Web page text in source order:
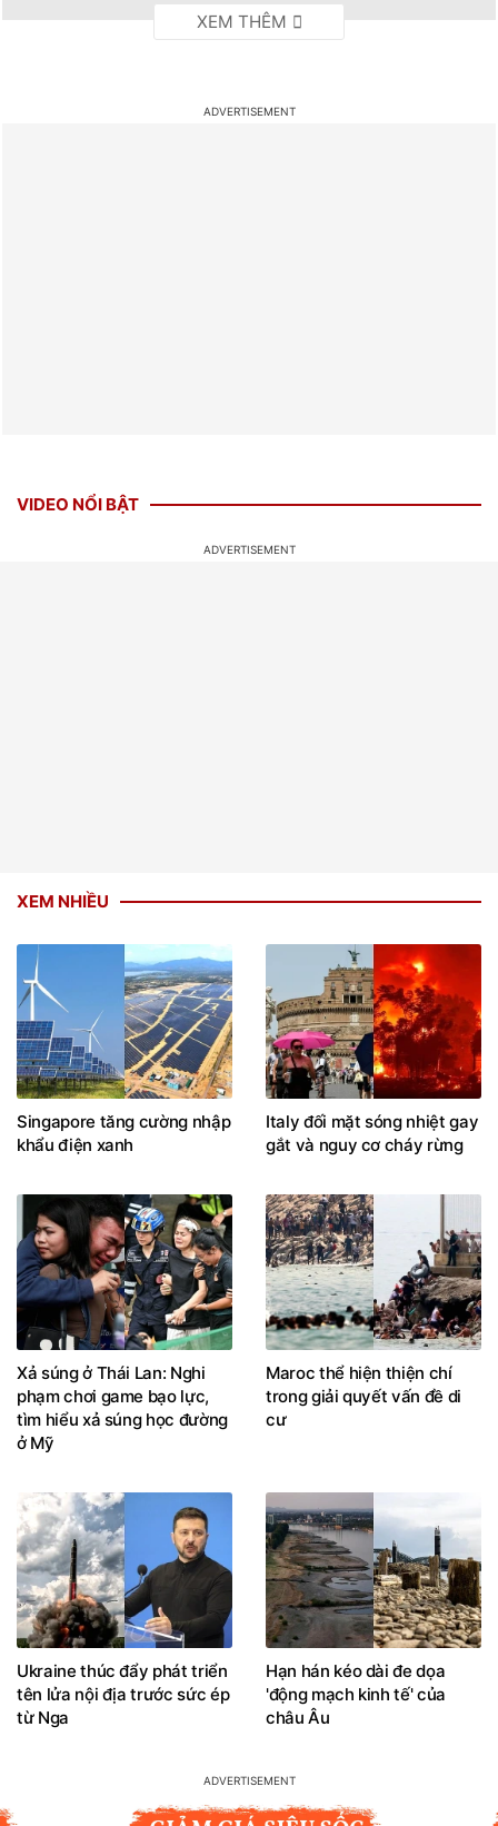
VIDEO NỔI BẬT
XEM NHIỀU
Singapore tăng cường nhập
khẩu điện xanh
Italy đối mặt sóng nhiệt gay
gắt và nguy cơ cháy rừng
Xả súng ở Thái Lan: Nghi
phạm chơi game bạo lực,
tìm hiểu xả súng học đường
ở Mỹ
Maroc thể hiện thiện chí
trong giải quyết vấn đề di
cư
Ukraine thúc đẩy phát triển
tên lửa nội địa trước sức ép
từ Nga
Hạn hán kéo dài đe dọa
'động mạch kinh tế' của
châu Âu